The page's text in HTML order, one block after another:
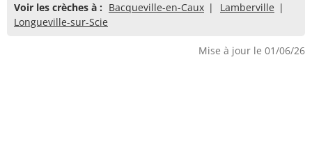
Voir les crèches à : Bacqueville-en-Caux
Lamberville
Longueville-sur-Scie
Mise à jour le 01/06/26